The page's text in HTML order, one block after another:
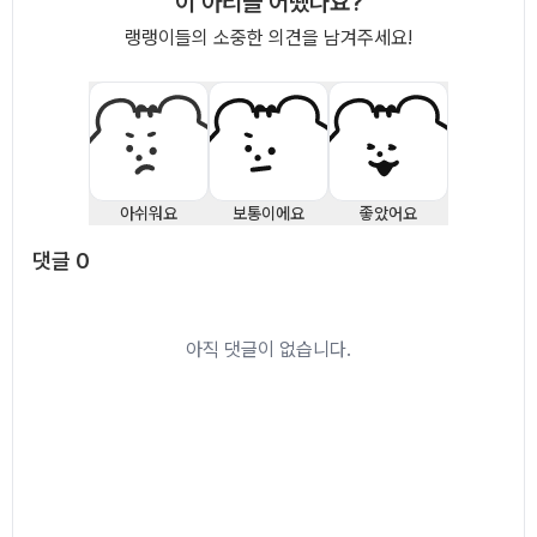
랭랭이들의 소중한 의견을 남겨주세요!
아쉬워요 보통이에요 좋았어요
댓글 0
아직 댓글이 없습니다.